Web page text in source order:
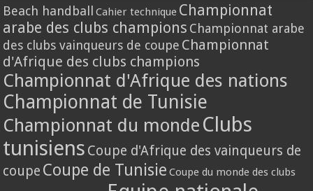
Beach handball Cahier technique Championnat
arabe des clubs champions Championnat arabe
des clubs vainqueurs de coupe Championnat
d'Afrique des clubs champions
Championnat d'Afrique des nations
Championnat de Tunisie
Championnat du monde Clubs
tunisiens Coupe d'Afrique des vainqueurs de
coupe Coupe de Tunisie Coupe du monde des clubs